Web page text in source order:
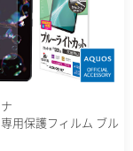
専用保護フィルム ブル